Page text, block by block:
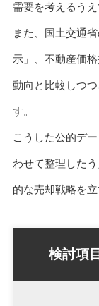
需要を考えるうえ
また、国土交通
示」、不動産価
動向と比較しつ
す。
こうした公的デ
わせて整理した
的な売却戦略を立
検討項目